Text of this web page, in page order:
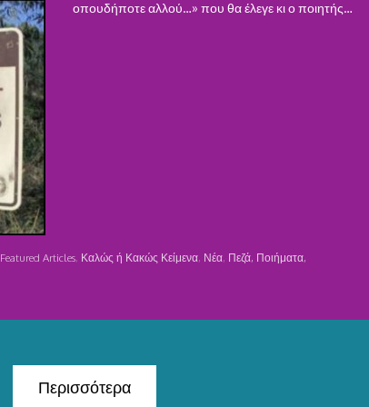
οπουδήποτε αλλού…» που θα έλεγε κι ο ποιητής…
Featured Articles, Καλώς ή Κακώς Κείμενα, Νέα, Πεζά, Ποιήματα,
Περισσότερα